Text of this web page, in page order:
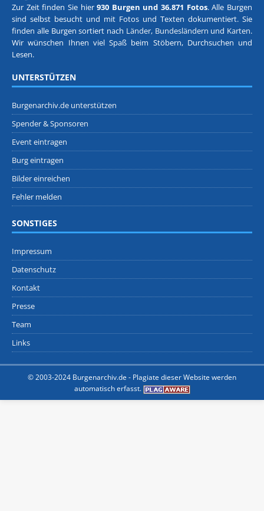
Zur Zeit finden Sie hier930 Burgen und 36.871 Fotos. Alle Burgen
sind selbst besucht und mit Fotos und Texten dokumentiert. Sie
finden alle Burgen sortiert nach Länder, Bundesländern und Karten.
Wir wünschen Ihnen viel Spaß beim Stöbern, Durchsuchen und
Lesen.
UNTERSTÜTZEN
Burgenarchiv.de unterstützen
Spender & Sponsoren
Event eintragen
Burg eintragen
Bilder einreichen
Fehler melden
SONSTIGES
Impressum
Datenschutz
Kontakt
Presse
Team
Links
© 2003-2024 Burgenarchiv.de - Plagiate dieser Website werden
automatisch erfasst.